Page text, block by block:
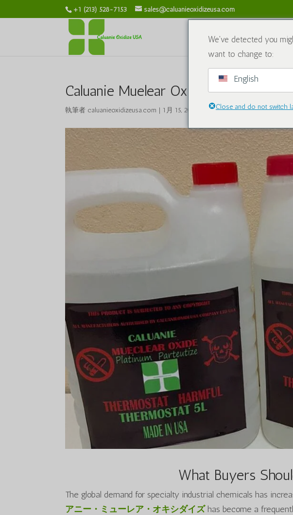
+1 (213) 528-7153 sales@caluanieoxidizeusa.com
私たちについて 化学薬
Caluanie Muelear Oxidize Suppliers in
執筆者 caluanieoxidizeusa.com | 1月 15, 2026 化学薬品|コメント0件
What Buyers
The global demand for specialty industrial chemicals has
アニー・ミューレア・オキシダイズhas become a
We've detected you
want to change to:
English
Close and do not switch